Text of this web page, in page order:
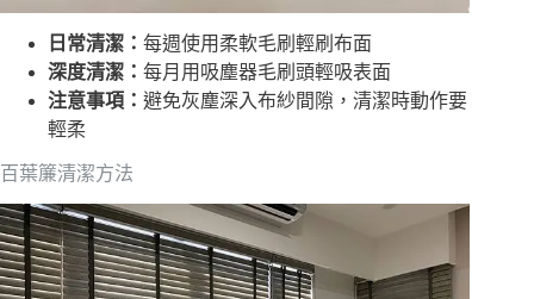
日常清潔： 每週使用柔軟毛刷輕刷布面
深度清潔： 每月用吸塵器毛刷頭輕吸表面
注意事項： 避免灰塵深入布紗間隙，清潔時動作要
輕柔
百葉簾清潔方法